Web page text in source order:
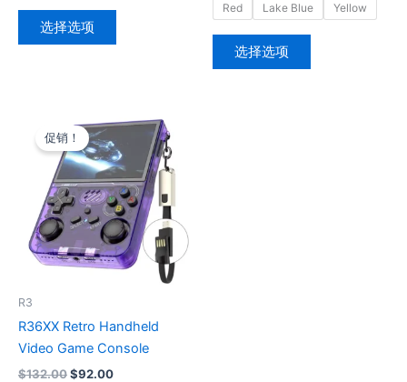
选择选项
择
Red
Lake Blue Yellow
选择选项
择
这
促销！
R3
R36XX Retro Handheld
Video Game Console
$132.00
价
为：
$132.00。
$92.00
前
价
格
为：
$92.00。
本
品
有
多
种
变
体。
产
品